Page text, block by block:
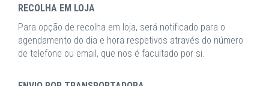
RECOLHA EM LOJA
Para opção de recolha em loja, será notificado para o
agendamento do dia e hora respetivos através do número
de telefone ou email, que nos é facultado por si.